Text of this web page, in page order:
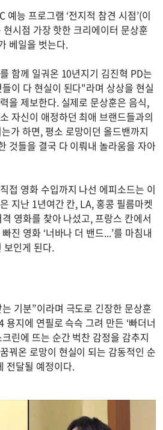
능 프로그램 ‘전지적 참견 시점’(이
현시점 가장 핫한 크리에이터 문상훈
베일을 벗는다.
함께 일궈온 10년지기 김진혁 PD는
이 다 현실이 된다"라며 상상을 현실
을 제보한다. 실제로 문상훈은 음식,
자신이 애정하던 최애 브랜드들과의
가 하면, 평소 로망이던 올드밴까지
것들을 결국 다 이뤄내 놀라움을 자아
접 영화 수입까지 나선 에피소드는 이
지난 1년여간 칸, LA, 홍콩 필름마켓
영화를 찾아 나섰고, 프랑스 칸에서
진 영화 ‘너바나 더 밴드...’를 마침내
보인게 된다.
기분”이라며 극도로 긴장한 문상훈
지에 연필로 슥슥 그려 만든 ‘빠더너
린에 뜨는 순간 벅찬 감정을 감추지
꿔온 로망이 현실이 되는 감동적인 순
전달될 예정이다.